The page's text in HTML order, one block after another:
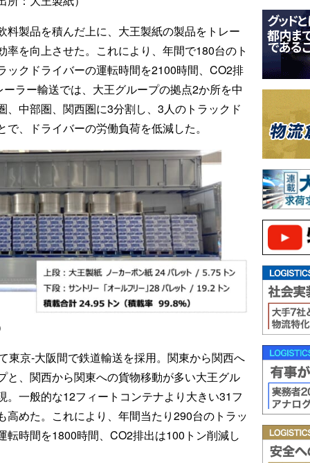
料製品を積んだ上に、大王製紙の製品をトレー
を向上させた。これにより、年間で180台のト
ックドライバーの運転時間を2100時間、CO2排
ラー輸送では、大王グループの拠点2か所を中
中部圏、関西圏に3分割し、3人のトラックド
、ドライバーの労働負荷を低減した。
東京‐大阪間で鉄道輸送を採用。関東から関西へ
と、関西から関東への貨物移動が多い大王グル
一般的な12フィートコンテナより大きい31フ
めた。これにより、年間当たり290台のトラッ
転時間を1800時間、CO2排出は100トン削減し